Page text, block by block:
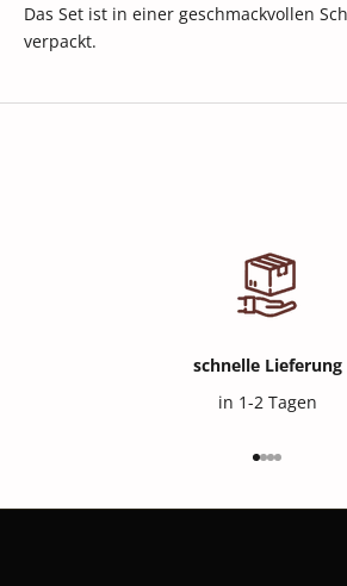
Das Set ist in einer geschmackvollen
verpackt.
schnelle Lieferung
in 1-2 Tagen
Gehe zu
Gehe zu
Gehe zu
Gehe zu